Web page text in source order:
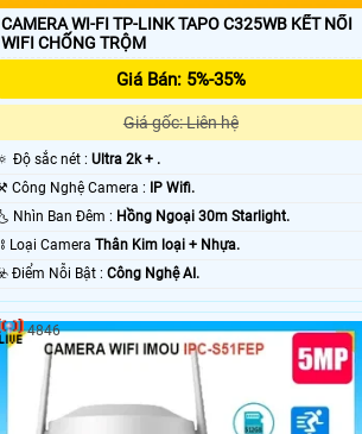
CAMERA WI-FI TP-LINK TAPO C325WB KẾT NỐI
WIFI CHỐNG TRỘM
Giá Bán: 5%-35%
Giá gốc: Liên hệ
🔅 Độ sắc nét : Ultra 2k + .
⚒ Công Nghệ Camera : IP Wifi.
🌜 Nhìn Ban Đêm : Hồng Ngoại 30m Starlight.
⛓ Loại Camera Thân Kim loại + Nhựa.
️☣️ Điểm Nỗi Bật : Công Nghệ AI.
4846